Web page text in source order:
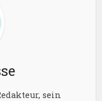
sein